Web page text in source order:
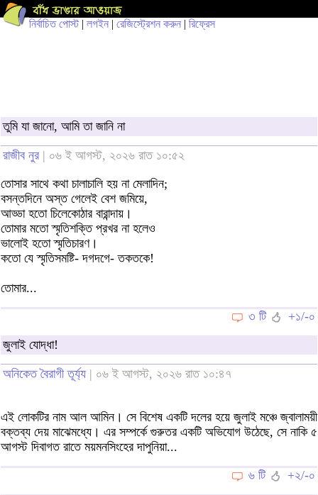
নির্বাচিত পোস্ট| লগইন | রেজিস্ট্রেশন করুন | রিফ্রেস
তুমি যা জানো, আমি তা জানি না
রাজীব নুর | ০৬ ই আগস্ট, ২০২৬ রাত ১০:৫২
তোসার সাথে কথা চালাচালি হয় না মেলাদিন;
বসন্তদিনে অস্ত গেলেই বেশ জমিয়ে,
আড্ডা হতো চিলেকোঠার বারান্দায়।
তোমার মতো স্মৃতিশক্তি প্রখর না হলেও
ভালোই হতো স্মৃতিচারণ।
কতো যে স্মৃতিসমষ্টি- দগদগে- তকতকে!
তোমার...
৩ টি
+১/-০
জুলাই যোদ্ধা!
অনিকেত বৈরাগী তূর্য্য | ০৬ ই আগস্ট, ২০২৬ রাত ১০:৪৭
এই লোকটির নাম আল আমিন। সে বিশেষ একটি দলের হয়ে জুলাই মঞ্চে জ্বালাময়ী
বক্তব্য দেয় মাঝেমধ্যে। এর সম্পর্কে গুরুতর একটি অভিযোগ উঠেছে, সে নাকি ৫
আগস্ট দিবাগত রাতে ময়মনসিংহের দাপুনিয়া...
৬ টি
+২/-০